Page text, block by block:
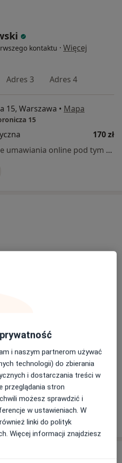
kontaktu · Więcej
Adres 3 Adres 4
15, Warszawa • Mapa
15
170 zł
Specjalista nie oferuje umawiania online pod tym adresem.
•Mapa
dzieci i dorosłych
350 zł
i naszym partnerom używać
technologii) do zbierania
i dostarczania treści w
przeglądania stron
możesz sprawdzić i
w ustawieniach. W
linki do polityk
Więcej informacji znajdziesz